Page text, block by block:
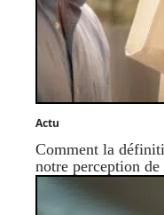
Actu
Comment la
notre perception de